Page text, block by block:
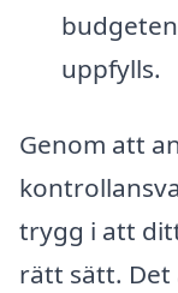
uppfylls.
Genom att
trygg i att
rätt sätt. Det